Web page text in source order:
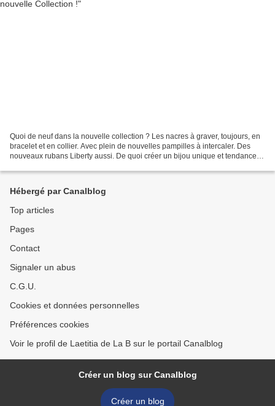
Quoi de neuf dans la nouvelle collection ? Les nacres à graver, toujours, en
bracelet et en collier. Avec plein de nouvelles pampilles à intercaler. Des
nouveaux rubans Liberty aussi. De quoi créer un bijou unique et tendance.
Hébergé par Canalblog
Top articles
Pages
Contact
Signaler un abus
C.G.U.
Cookies et données personnelles
Préférences cookies
Voir le profil de Laetitia de La B sur le portail Canalblog
Créer un blog sur Canalblog
Créer un blog